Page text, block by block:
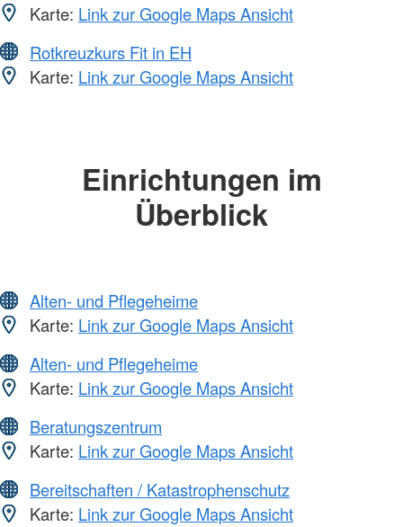
Karte: Link zur Google Maps Ansicht
Rotkreuzkurs Fit in EH
Karte: Link zur Google Maps Ansicht
Einrichtungen im
Überblick
Alten- und Pflegeheime
Karte: Link zur Google Maps Ansicht
Alten- und Pflegeheime
Karte: Link zur Google Maps Ansicht
Beratungszentrum
Karte: Link zur Google Maps Ansicht
Bereitschaften / Katastrophenschutz
Karte: Link zur Google Maps Ansicht